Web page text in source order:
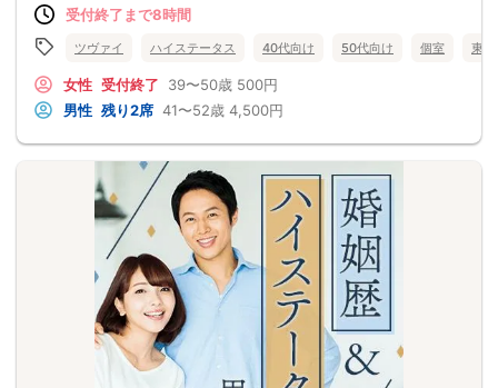
受付終了まで8時間
ツヴァイ ハイステータス 40代向け 50代向け 個室 東
女性 受付終了 39〜50歳 500円
男性 残り2席 41〜52歳 4,500円